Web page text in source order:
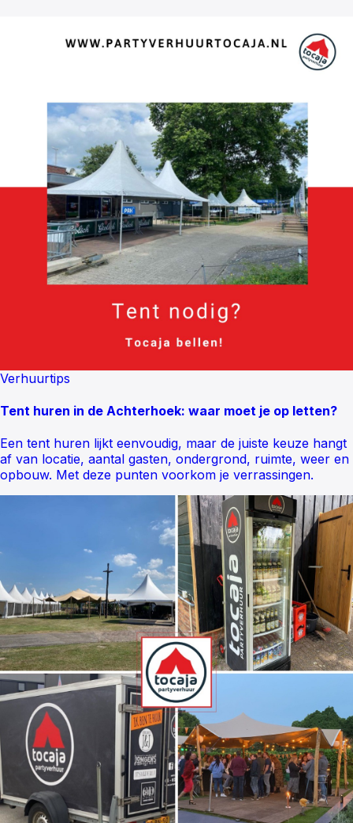
Verhuurtips
Tent huren in de Achterhoek: waar moet je op letten?
Een tent huren lijkt eenvoudig, maar de juiste keuze hangt
af van locatie, aantal gasten, ondergrond, ruimte, weer en
opbouw. Met deze punten voorkom je verrassingen.